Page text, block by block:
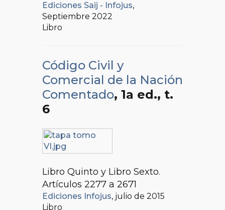
Ediciones Saij - Infojus,
Septiembre 2022
Libro
Código Civil y
Comercial de la Nación
Comentado, 1a ed., t.
6
Libro Quinto y Libro Sexto.
Artículos 2277 a 2671
Ediciones Infojus, julio de 2015
Libro